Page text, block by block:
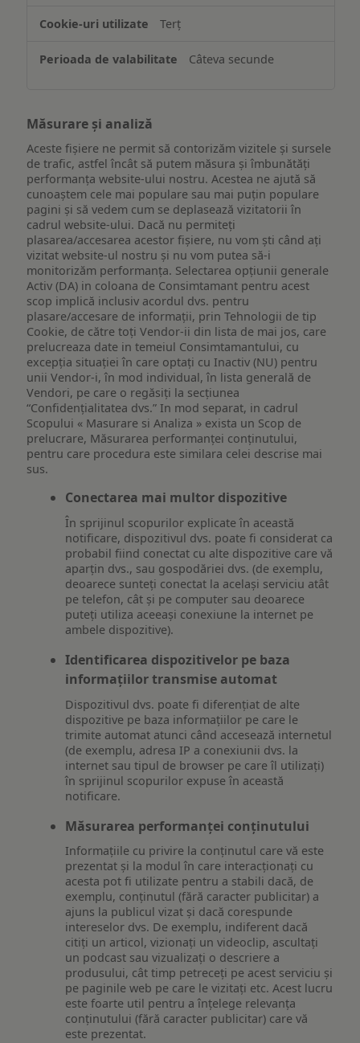
Terț
Câteva secunde
Măsurare și analiză
Aceste fișiere ne permit să contorizăm vizitele și sursele
de trafic, astfel încât să putem măsura și îmbunătăți
performanța website-ului nostru. Acestea ne ajută să
cunoaștem cele mai populare sau mai puțin populare
pagini și să vedem cum se deplasează vizitatorii în
cadrul website-ului. Dacă nu permiteți
plasarea/accesarea acestor fișiere, nu vom ști când ați
vizitat website-ul nostru și nu vom putea să-i
monitorizăm performanța. Selectarea opțiunii generale
Activ (DA) in coloana de Consimtamant pentru acest
scop implică inclusiv acordul dvs. pentru
plasare/accesare de informații, prin Tehnologii de tip
Cookie, de către toți Vendor-ii din lista de mai jos, care
prelucreaza date in temeiul Consimtamantului, cu
excepția situației în care optați cu Inactiv (NU) pentru
unii Vendor-i, în mod individual, în lista generală de
Vendori, pe care o regăsiți la secțiunea
“Confidențialitatea dvs.” In mod separat, in cadrul
Scopului « Masurare si Analiza » exista un Scop de
prelucrare, Măsurarea performanței conținutului,
pentru care procedura este similara celei descrise mai
sus.
Conectarea mai multor dispozitive
În sprijinul scopurilor explicate în această
notificare, dispozitivul dvs. poate fi considerat ca
probabil fiind conectat cu alte dispozitive care vă
aparțin dvs., sau gospodăriei dvs. (de exemplu,
deoarece sunteți conectat la același serviciu atât
pe telefon, cât și pe computer sau deoarece
puteți utiliza aceeași conexiune la internet pe
ambele dispozitive).
Identificarea dispozitivelor pe baza
informațiilor transmise automat
Dispozitivul dvs. poate fi diferențiat de alte
dispozitive pe baza informațiilor pe care le
trimite automat atunci când accesează internetul
(de exemplu, adresa IP a conexiunii dvs. la
internet sau tipul de browser pe care îl utilizați)
în sprijinul scopurilor expuse în această
notificare.
Măsurarea performanței conținutului
Informațiile cu privire la conținutul care vă este
prezentat și la modul în care interacționați cu
acesta pot fi utilizate pentru a stabili dacă, de
exemplu, conținutul (fără caracter publicitar) a
ajuns la publicul vizat și dacă corespunde
intereselor dvs. De exemplu, indiferent dacă
citiți un articol, vizionați un videoclip, ascultați
un podcast sau vizualizați o descriere a
produsului, cât timp petreceți pe acest serviciu și
pe paginile web pe care le vizitați etc. Acest lucru
este foarte util pentru a înțelege relevanța
conținutului (fără caracter publicitar) care vă
este prezentat.